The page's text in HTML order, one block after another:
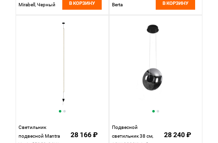
Mirabell, Черный
В КОРЗИНУ
Berta
В КОРЗИНУ
Светильник
подвесной Mantra
28 166 ₽
Подвесной
светильник 38 см,
28 240 ₽